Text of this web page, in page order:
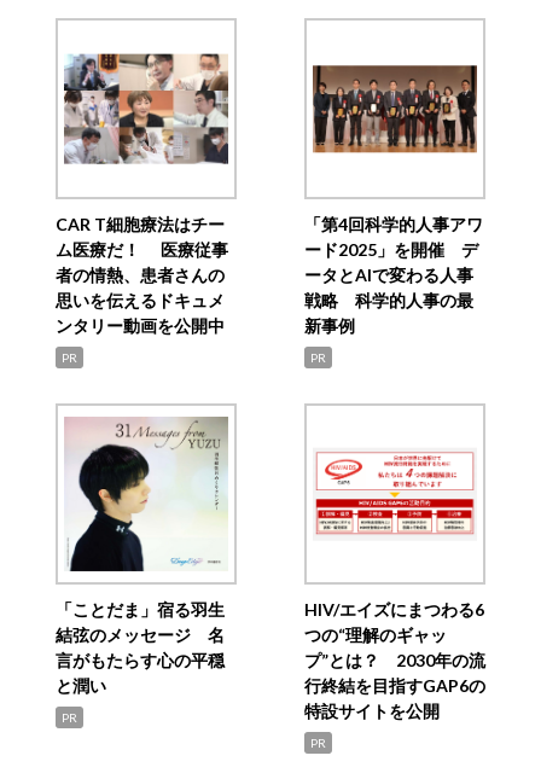
CAR T細胞療法はチー
ム医療だ！ 医療従事
者の情熱、患者さんの
思いを伝えるドキュメ
ンタリー動画を公開中
PR
「第4回科学的人事アワ
ード2025」を開催 デ
ータとAIで変わる人事
戦略 科学的人事の最
新事例
PR
「ことだま」宿る羽生
結弦のメッセージ 名
言がもたらす心の平穏
と潤い
PR
HIV/エイズにまつわる6
つの“理解のギャッ
プ”とは？ 2030年の流
行終結を目指すGAP6の
特設サイトを公開
PR